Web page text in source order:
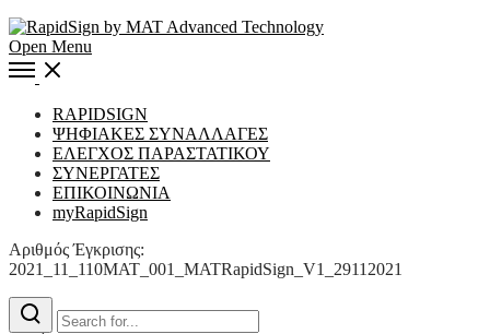
Open Menu
RAPIDSIGN
ΨΗΦΙΑΚΕΣ ΣΥΝΑΛΛΑΓΕΣ
ΕΛΕΓΧΟΣ ΠΑΡΑΣΤΑΤΙΚΟΥ
ΣΥΝΕΡΓΑΤΕΣ
ΕΠΙΚΟΙΝΩΝΙΑ
myRapidSign
Αριθμός Έγκρισης:
2021_11_110MAT_001_MATRapidSign_V1_29112021